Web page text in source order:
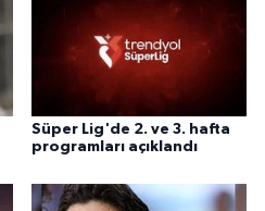
Süper Lig'de 2. ve 3. hafta
programları açıklandı